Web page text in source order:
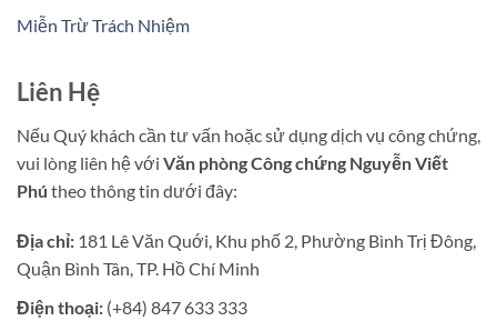
Miễn Trừ Trách Nhiệm
Liên Hệ
Nếu Quý khách cần tư vấn hoặc sử dụng dịch vụ công chứng,
vui lòng liên hệ với Văn phòng Công chứng Nguyễn Viết
Phú theo thông tin dưới đây:
Địa chỉ: 181 Lê Văn Quới, Khu phố 2, Phường Bình Trị Đông,
Quận Bình Tân, TP. Hồ Chí Minh
Điện thoại: (+84) 847 633 333